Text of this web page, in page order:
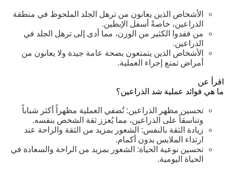
الأشخاص الذين يعانون من ترهل الجلد الملحوظ في منطقة
الذراعين، خاصةً أسفل الإبطين.
من فقدوا الكثير من الوزن، مما أدى إلى ترهل الجلد في
الذراعين.
الأشخاص الذين يتمتعون بصحة عامة جيدة ولا يعانون من
أمراض تمنع إجراء العملية.
اقرأ عن
ما هي فوائد عملية شد الذراعين؟
تحسين مظهر الذراعين: تُضفي العملية مظهراً أكثر شباباً
وتناسقاً على الذراعين، مما يُعزز ثقة الشخص بنفسه.
زيادة الثقة بالنفس: الشعور بمزيد من الثقة والراحة عند
ارتداء الملابس بدون أكمام.
تحسين نوعية الحياة: الشعور بمزيد من الراحة والسعادة في
الحياة اليومية.